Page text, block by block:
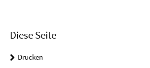
Diese Seite
Drucken